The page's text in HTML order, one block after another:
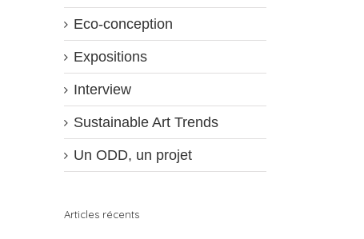
Eco-conception
Expositions
Interview
Sustainable Art Trends
Un ODD, un projet
Articles récents